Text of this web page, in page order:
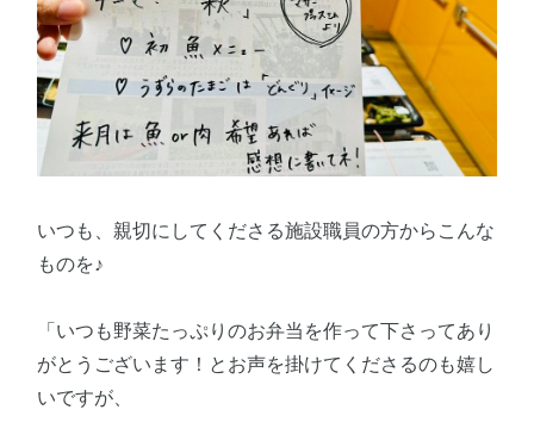
いつも、親切にしてくださる施設職員の方からこんな
ものを♪
「いつも野菜たっぷりのお弁当を作って下さってあり
がとうございます！とお声を掛けてくださるのも嬉し
いですが、